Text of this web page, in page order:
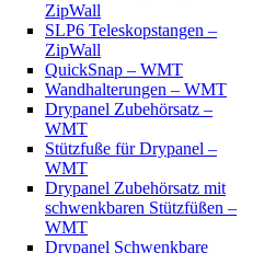
ZipWall
SLP6 Teleskopstangen –
ZipWall
QuickSnap – WMT
Wandhalterungen – WMT
Drypanel Zubehörsatz –
WMT
Stützfuße für Drypanel –
WMT
Drypanel Zubehörsatz mit
schwenkbaren Stützfüßen –
WMT
Drypanel Schwenkbare